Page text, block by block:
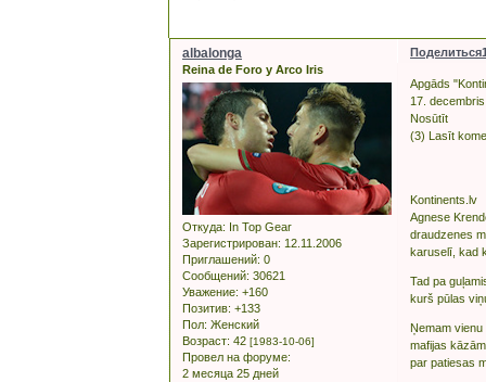
Поделиться
albalonga
Reina de Foro y Arco Iris
Откуда: In Top Gear
Зарегистрирован: 12.11.2006
Приглашений: 0
Сообщений: 30621
Уважение: +160
Позитив: +133
Пол: Женский
Возраст: 42 [1983-10-06]
Провел на форуме:
2 месяца 25 дней
Apgāds
17.
Nosūtīt
(3) Lasīt
Kontinents.lv
Agnese
draudzenes
karuselī, kad
Tad pa
kurš pūlas
Ņemam
mafijas
par patiesas